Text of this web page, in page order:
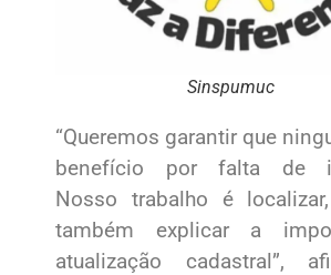
Sinspumuc
“Queremos garantir que
benefício por falta de
Nosso trabalho é
também explicar a
atualização cadastral”,